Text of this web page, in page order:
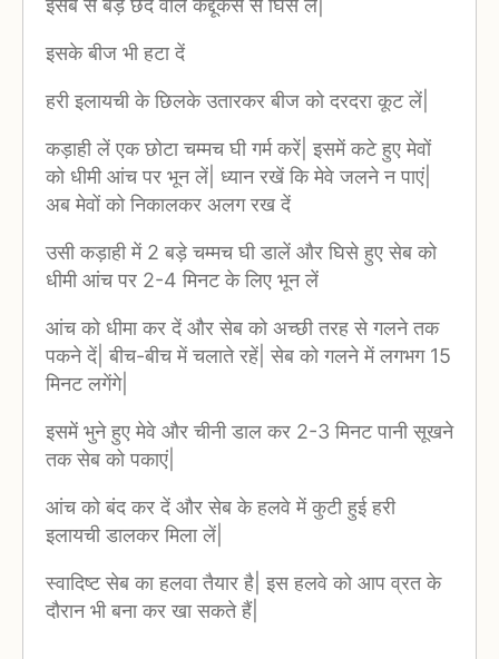
इसेब से बड़े छेद वाले कद्दूकस से घिस लें|
इसके बीज भी हटा दें
हरी इलायची के छिलके उतारकर बीज को दरदरा कूट लें|
कड़ाही लें एक छोटा चम्मच घी गर्म करें| इसमें कटे हुए मेवों
को धीमी आंच पर भून लें| ध्यान रखें कि मेवे जलने न पाएं|
अब मेवों को निकालकर अलग रख दें
उसी कड़ाही में 2 बड़े चम्मच घी डालें और घिसे हुए सेब को
धीमी आंच पर 2-4 मिनट के लिए भून लें
आंच को धीमा कर दें और सेब को अच्छी तरह से गलने तक
पकने दें| बीच-बीच में चलाते रहें| सेब को गलने में लगभग 15
मिनट लगेंगे|
इसमें भुने हुए मेवे और चीनी डाल कर 2-3 मिनट पानी सूखने
तक सेब को पकाएं|
आंच को बंद कर दें और सेब के हलवे में कुटी हुई हरी
इलायची डालकर मिला लें|
स्वादिष्ट सेब का हलवा तैयार है| इस हलवे को आप व्रत के
दौरान भी बना कर खा सकते हैं|